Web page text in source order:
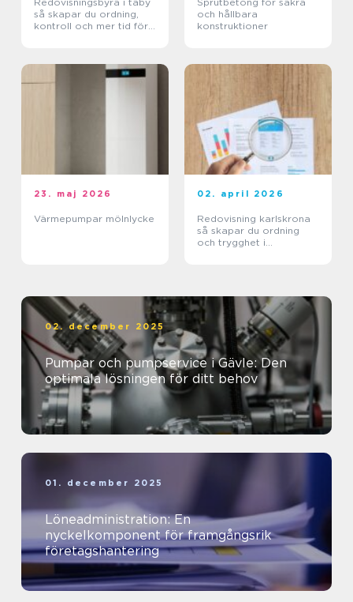
så skapar du ordning,
kontroll och mer tid för
och hållbara
konstruktioner
23. maj 2026
Värmepumpar mölnlycke
02. april 2026
Redovisning karlskrona
så skapar du ordning
och trygghet i
02. december 2025
Pumpar och pumpservice i Gävle: Den
optimala lösningen för ditt behov
01. december 2025
Löneadministration: En
nyckelkomponent för framgångsrik
företagshantering